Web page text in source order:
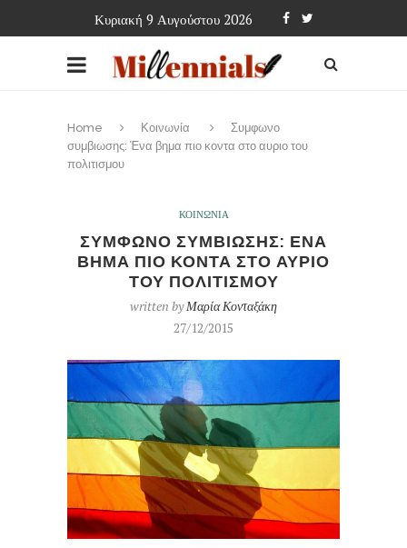
Κυριακή 9 Αυγούστου 2026
Home Κοινωνία
Συμφωνο
συμβιωσης: Ένα βημα πιο κοντα στο αυριο του
πολιτισμου
ΚΟΙΝΩΝΙΑ
ΣΥΜΦΩΝΟ ΣΥΜΒΙΩΣΗΣ: ΕΝΑ
ΒΗΜΑ ΠΙΟ ΚΟΝΤΑ ΣΤΟ ΑΥΡΙΟ
ΤΟΥ ΠΟΛΙΤΙΣΜΟΥ
written byΜαρία Κονταξάκη
27/12/2015